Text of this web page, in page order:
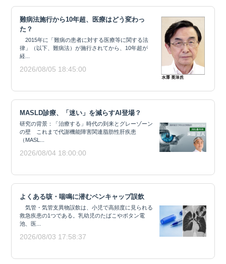
難病法施行から10年超、医療はどう変わっ
た？
2015年に「難病の患者に対する医療等に関する法
律」（以下、難病法）が施行されてから、10年超が
経...
2026/08/05 18:45:00
MASLD診療、「迷い」を減らすAI登場？
研究の背景：「治療する」時代の到来とグレーゾーン
の壁 これまで代謝機能障害関連脂肪性肝疾患
（MASL...
2026/08/04 18:00:00
よくある咳・喘鳴に潜むペンキャップ誤飲
気管・気管支異物誤飲は、小児で高頻度に見られる
救急疾患の1つである。乳幼児のたばこやボタン電
池、医...
2026/08/03 17:58:37